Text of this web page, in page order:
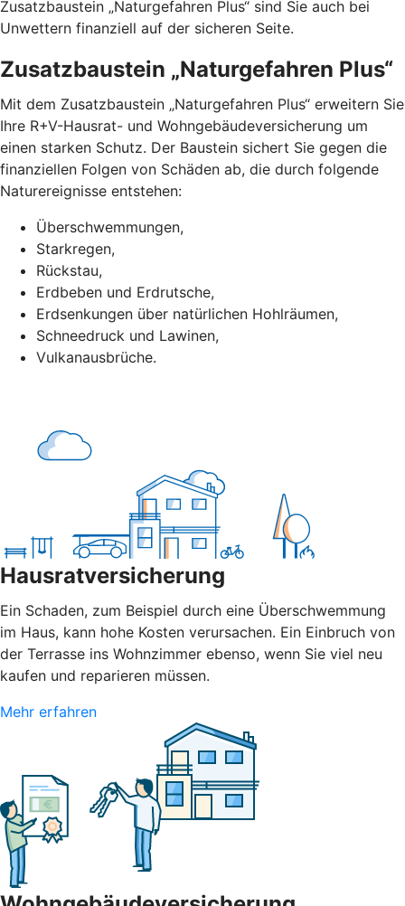
Zusatzbaustein „Naturgefahren Plus“ sind Sie auch bei
Unwettern finanziell auf der sicheren Seite.
Zusatzbaustein „Naturgefahren Plus“
Mit dem Zusatzbaustein „Naturgefahren Plus“ erweitern Sie
Ihre R+V-Hausrat- und Wohngebäudeversicherung um
einen starken Schutz. Der Baustein sichert Sie gegen die
finanziellen Folgen von Schäden ab, die durch folgende
Naturereignisse entstehen:
Überschwemmungen,
Starkregen,
Rückstau,
Erdbeben und Erdrutsche,
Erdsenkungen über natürlichen Hohlräumen,
Schneedruck und Lawinen,
Vulkanausbrüche.
Hausratversicherung
Ein Schaden, zum Beispiel durch eine Überschwemmung
im Haus, kann hohe Kosten verursachen. Ein Einbruch von
der Terrasse ins Wohnzimmer ebenso, wenn Sie viel neu
kaufen und reparieren müssen.
Mehr erfahren